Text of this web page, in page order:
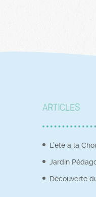
Articles
L’été à la
Jardin
Découverte